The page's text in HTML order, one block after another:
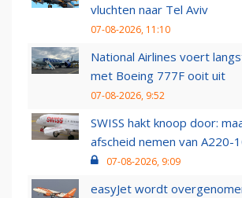
vluchten naar Tel Aviv
07-08-2026, 11:10
National Airlines voert
met Boeing 777F ooit uit
07-08-2026, 9:52
SWISS hakt knoop door:
afscheid nemen van A220-
07-08-2026, 9:09
easyJet wordt